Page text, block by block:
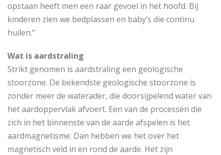
opstaan heeft men een raar gevoel in het hoofd. Bij
kinderen zien we bedplassen en baby’s die continu
huilen.”
Wat is aardstraling
Strikt genomen is aardstraling een geologische
stoorzone. De bekendste geologische stoorzone is
zonder meer de waterader, die doorsijpelend water van
het aardoppervlak afvoert. Een van de processen die
zich in het binnenste van de aarde afspelen is het
aardmagnetisme. Dan hebben we het over het
magnetisch veld in en rond de aarde. Het zijn